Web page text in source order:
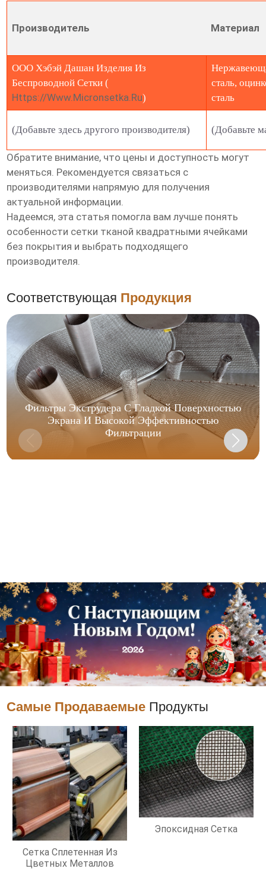
Производитель Материал
ООО Хэбэй Дашан Изделия Из
Беспроводной Сетки (
Https://www.micronsetka.ru)
сталь,
сталь
(Добавьте здесь другого производителя) (Добавьте
Обратите внимание, что цены и доступность могут
меняться. Рекомендуется связаться с
производителями напрямую для получения
актуальной информации.
Надеемся, эта статья помогла вам лучше понять
особенности сетки тканой квадратными ячейками
без покрытия и выбрать подходящего
производителя.
Соответствующая Продукция
Фильтры Экструдера С Гладкой Поверхностью
Экрана И Высокой Эффективностью
Фильтрации
Самые Продаваемые Продукты
Сетка Сплетенная Из
Цветных Металлов
Эпоксидная Сетка